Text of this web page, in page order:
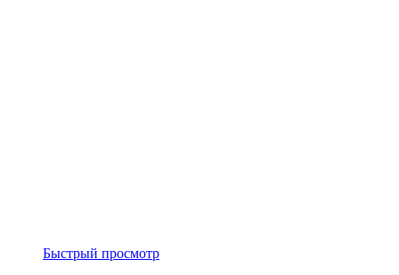
Быстрый просмотр